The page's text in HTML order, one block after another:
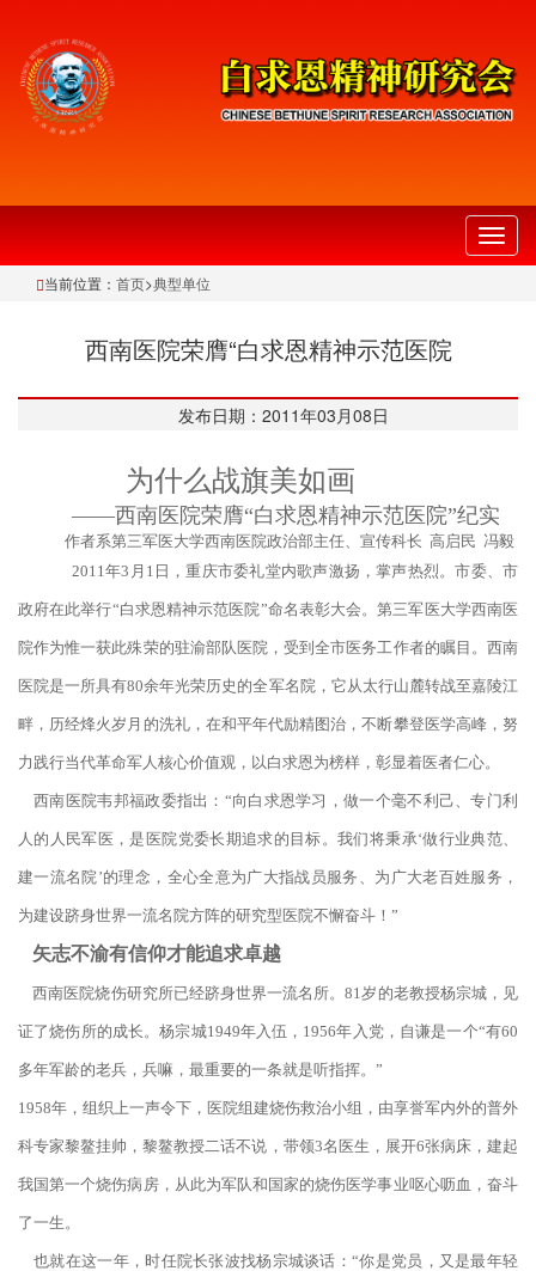
切
换
当前位置： 首页>典型单位
西南医院荣膺“白求恩精神示范医院
发布日期：2011年03月08日
为什么战旗美如画
——西南 医院荣膺“白求恩精神示范医院”纪实
作者系第三军医大学西南医院政治部主任、宣传科长 高启民 冯毅
2011年3月1日，重庆市委礼堂内歌声激扬，掌声热烈。市委、市
政府在此举行“白求恩精神示范医院”命名表彰大会。第三军医大学西南医
院作为惟一获此殊荣的驻渝部队医院，受到全市医务工作者的瞩目。西南
医院是一所具有80余年光荣历史的全军名院，它从太行山麓转战至嘉陵江
畔，历经烽火岁月的洗礼，在和平年代励精图治，不断攀登医学高峰，努
力践行当代革命军人核心价值观，以白求恩为榜样，彰显着医者仁心。
西南医院韦邦福政委指出：“向白求恩学习，做一个毫不利己、专门利
人的人民军医，是医院党委长期追求的目标。我们将秉承‘做行业典范、
建一流名院’的理念，全心全意为广大指战员服务、为广大老百姓服务，
为建设跻身世界一流名院方阵的研究型医院不懈奋斗！”
矢志不渝有信仰才能追求卓越
西南医院烧伤研究所已经跻身世界一流名所。81岁的老教授杨宗城，见
证了烧伤所的成长。杨宗城1949年入伍，1956年入党，自谦是一个“有60
多年军龄的老兵，兵嘛，最重要的一条就是听指挥。”
1958年，组织上一声令下，医院组建烧伤救治小组，由享誉军内外的普外
科专家黎鳌挂帅，黎鳌教授二话不说，带领3名医生，展开6张病床，建起
我国第一个烧伤病房，从此为军队和国家的烧伤医学事业呕心呖血，奋斗
了一生。
也就在这一年，时任院长张波找杨宗城谈话：“你是党员，又是最年轻